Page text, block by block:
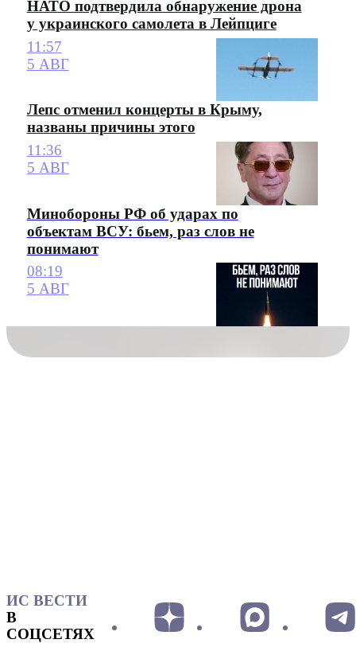
НАТО подтвердила обнаружение дрона
у украинского самолета в Лейпциге
11:57
5 АВГ
Лепс отменил концерты в Крыму,
названы причины этого
11:36
5 АВГ
Минобороны РФ об ударах по
объектам ВСУ: бьем, раз слов не
понимают
08:19
5 АВГ
ИС ВЕСТИ
В
СОЦСЕТЯХ